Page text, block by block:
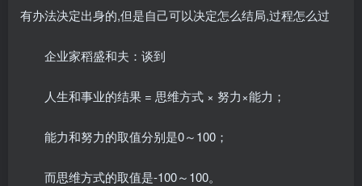
有办法决定出身的,但是自己可以决定怎么结局,过程怎么过
企业家稻盛和夫：谈到
人生和事业的结果 = 思维方式 × 努力×能力；
能力和努力的取值分别是0～100；
而思维方式的取值是-100～100。